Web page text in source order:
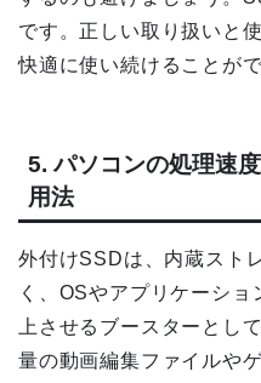
です。正しい取り扱いと
快適に使い続けることがで
5. パソコンの処理速
用法
外付けSSDは、内蔵スト
く、OSやアプリケーシ
上させるブースターとし
量の動画編集ファイルや